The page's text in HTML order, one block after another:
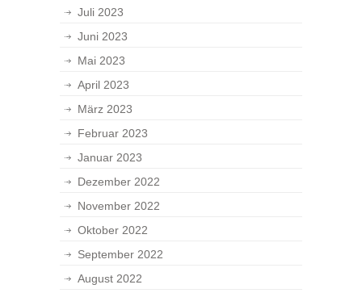
Juli 2023
Juni 2023
Mai 2023
April 2023
März 2023
Februar 2023
Januar 2023
Dezember 2022
November 2022
Oktober 2022
September 2022
August 2022